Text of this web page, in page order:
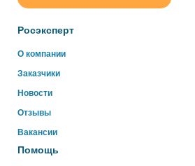
Росэксперт
О компании
Заказчики
Новости
Отзывы
Вакансии
Помощь
online
Здравствуйте!
Свяжитесь с нами через